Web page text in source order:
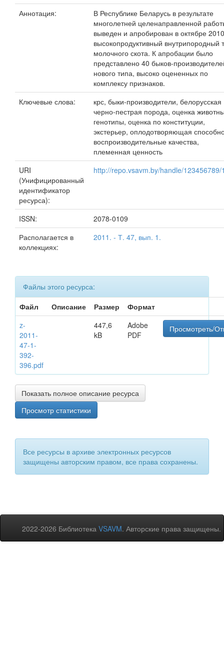
Аннотация:
В Республике Беларусь в результате
многолетней целенаправленной
выведен и апробирован в октябре
высокопродуктивный внутрипородный
молочного скота. К апробации было
представлено 40 быков-
нового типа, высоко оцененных по
комплексу признаков.
Ключевые слова:
крс, быки-производители, белорусская
черно-пестрая порода, оценка
генотипы, оценка по конституции,
экстерьер, оплодотворяющая
воспроизводительные качества,
племенная ценность
URI
(Унифицированный
идентификатор
ресурса):
http://repo.vsavm.by/handle/123456789/
ISSN:
2078-0109
Располагается в
коллекциях:
2011. - Т. 47, вып. 1.
Файлы этого ресурса:
Файл
Описание Размер
Формат
z-
2011-
47-1-
392-
396.pdf
447,6
kB
Adobe
PDF
Просмотреть/
Показать полное описание ресурса
Просмотр статистики
Все ресурсы в архиве электронных ресурсов
защищены авторским правом, все права сохранены.
2022-2026 Библиотека VSAVM. Авторские права защищены.